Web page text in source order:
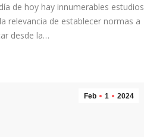
de hoy hay innumerables estudios
relevancia de establecer normas a
desde la…
Feb 1 2024